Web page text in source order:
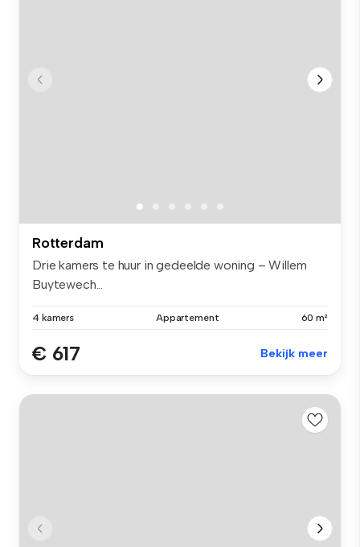
Rotterdam
Drie kamers te huur in gedeelde woning – Willem
Buytewech...
4 kamers Appartement 60 m²
€ 617 Bekijk meer